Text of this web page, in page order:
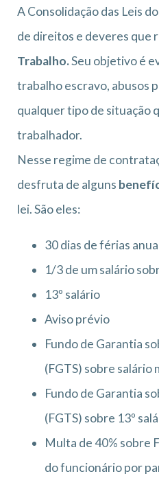
A Consolidação das Leis
de direitos e deveres que
Trabalho.Seu objetivo é
trabalho escravo, abusos
qualquer tipo de situação
trabalhador.
Nesse regime de
desfruta de alguns
lei. São eles:
30 dias de férias
1/3 de um salário
13º salário
Aviso prévio
Fundo de Garantia
(FGTS) sobre salário
Fundo de Garantia
(FGTS) sobre 13º
Multa de 40% sobre
do funcionário por